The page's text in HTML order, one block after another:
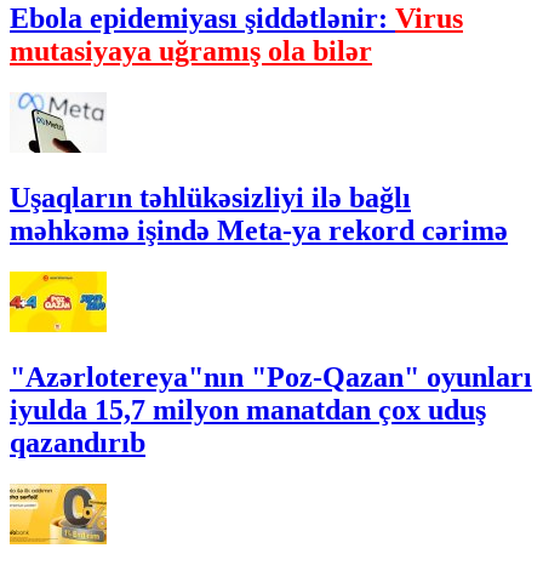
Ebola epidemiyası şiddətlənir: Virus
mutasiyaya uğramış ola bilər
Uşaqların təhlükəsizliyi ilə bağlı
məhkəmə işində Meta-ya rekord cərimə
"Azərlotereya"nın "Poz-Qazan" oyunları
iyulda 15,7 milyon manatdan çox uduş
qazandırıb